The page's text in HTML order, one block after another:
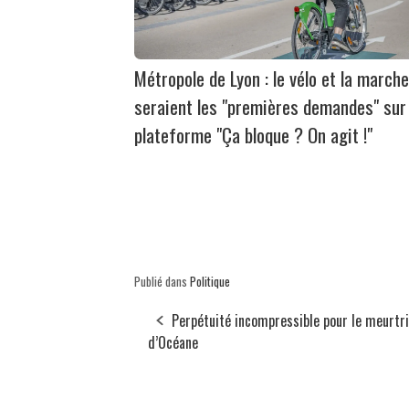
Métropole de Lyon : le vélo et la marche
seraient les "premières demandes"
plateforme "Ça bloque ? On agit !"
Publié dans Politique
Perpétuité incompressible pour le
d’Océane